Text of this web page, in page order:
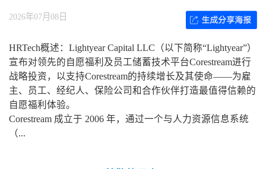
2026年07月08日
HRTech概述：Lightyear Capital LLC（以下简称“Lightyear”）
宣布对领先的自愿福利及员工储蓄技术平台Corestream进行
战略投资，以支持Corestream的持续增长及其使命——为雇
主、员工、经纪人、保险公司和合作伙伴打造最值得信赖的
自愿福利体验。
Corestream 成立于 2006 年，通过一个与人力资源信息系统
（...